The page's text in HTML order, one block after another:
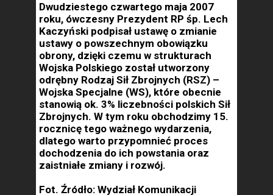
Dwudziestego czwartego maja 2007
roku, ówczesny Prezydent RP śp. Lech
Kaczyński podpisał ustawę o zmianie
ustawy o powszechnym obowiązku
obrony, dzięki czemu w strukturach
Wojska Polskiego został utworzony
odrębny Rodzaj Sił Zbrojnych (RSZ) –
Wojska Specjalne (WS), które obecnie
stanowią ok. 3% liczebności polskich Sił
Zbrojnych. W tym roku obchodzimy 15.
rocznicę tego ważnego wydarzenia,
dlatego warto przypomnieć proces
dochodzenia do ich powstania oraz
zaistniałe zmiany i rozwój.
Fot. Źródło: Wydział Komunikacji